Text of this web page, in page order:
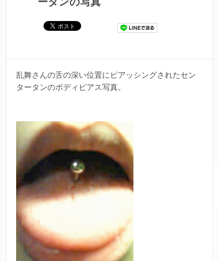
乱舞さんの舌の深い位置にピアッシングされたセン
タータンのボディピアス写真。